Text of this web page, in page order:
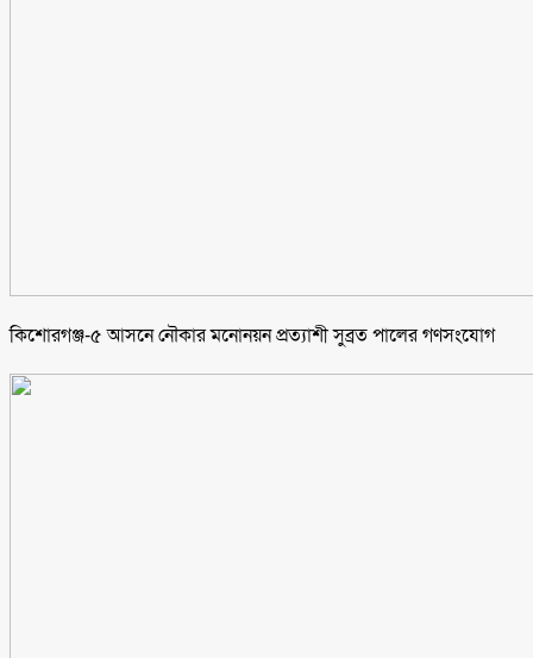
কিশোরগঞ্জ-৫ আসনে নৌকার মনোনয়ন প্রত্যাশী সুব্রত পালের গণসংযোগ